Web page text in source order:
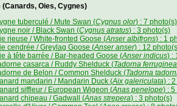
(Canards, Oies, Cygnes)
tuberculé / Mute Swan (Cygnus olor) : 7 photo(s)
noir / Black Swan (Cygnus atratus) : 3 photo(s)
rieuse / White-fronted Goose (Anser albifrons) : 1
cendrée / Greylag Goose (Anser anser) : 12
à tête barrée / Bar-headed Goose (Anser indicus) :
casarca / Ruddy Shelduck (Tadorna ferruginea
de Belon / Common Shelduck (Tadorna
mandarin / Mandarin Duck (Aix galericulata) :
siffleur / European Wigeon (Anas penelope) : 5
chipeau / Gadwall (Anas strepera) : 3 photo(s)